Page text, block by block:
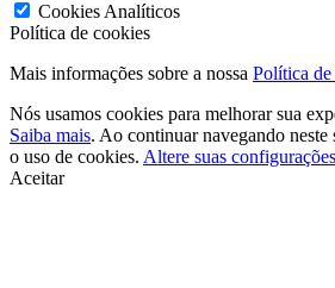
Cookies Analíticos
Política de cookies
Mais informações sobre a nossa Política
Nós usamos cookies para melhorar sua
Saiba mais. Ao continuar navegando
o uso de cookies. Altere suas
Aceitar